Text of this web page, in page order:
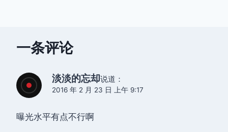
一条评论
淡淡的忘却说道：
2016 年 2 月 23 日 上午 9:17
曝光水平有点不行啊